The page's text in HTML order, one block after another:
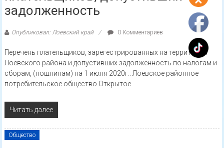
задолженность
Опубликовал: Лоевский край 0 Комментариев
Перечень плательщиков, зарегестрированных на территории
Лоевского района и допустивших задолженность по налогам и
сборам, (пошлинам) на 1 июля 2020г.: Лоевское районное
потребительское общество Открытое
Читать далее
Общество